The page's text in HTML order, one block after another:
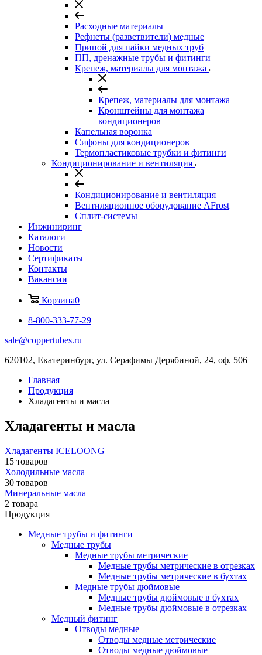
Расходные материалы
Рефнеты (разветвители) медные
Припой для пайки медных труб
ПП, дренажные трубы и фитинги
Крепеж, материалы для монтажа
Крепеж, материалы для монтажа
Кронштейны для монтажа
кондиционеров
Капельная воронка
Сифоны для кондиционеров
Термопластиковые трубки и фитинги
Кондиционирование и вентиляция
Кондиционирование и вентиляция
Вентиляционное оборудование AFrost
Сплит-системы
Инжиниринг
Каталоги
Новости
Сертификаты
Контакты
Вакансии
Корзина0
8-800-333-77-29
sale@coppertubes.ru
620102, Екатеринбург, ул. Серафимы Дерябиной, 24, оф. 506
Главная
Продукция
Хладагенты и масла
Хладагенты и масла
Хладагенты ICELOONG
15 товаров
Холодильные масла
30 товаров
Минеральные масла
2 товара
Продукция
Медные трубы и фитинги
Медные трубы
Медные трубы метрические
Медные трубы метрические в отрезках
Медные трубы метрические в бухтах
Медные трубы дюймовые
Медные трубы дюймовые в бухтах
Медные трубы дюймовые в отрезках
Медный фитинг
Отводы медные
Отводы медные метрические
Отводы медные дюймовые